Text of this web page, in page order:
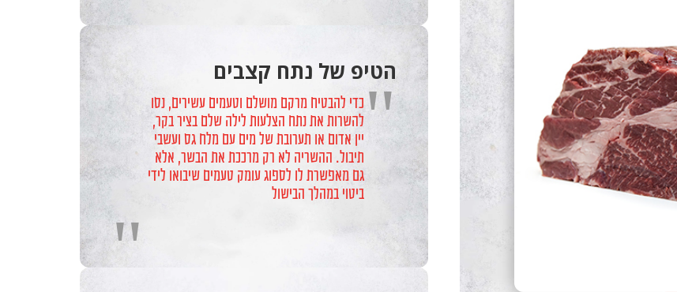
הטיפ של נתח קצבים
"כדי להבטיח מרקם מושלם וטעמים עשירים, נסו
להשרות את נתח הצלעות לילה שלם בציר בקר,
יין אדום או תערובת של מים עם מלח גס ועשבי
תיבול. ההשריה לא רק מרככת את הבשר, אלא
גם מאפשרת לו לספוג עומק טעמים שיבואו לידי
ביטוי במהלך הבישול
"